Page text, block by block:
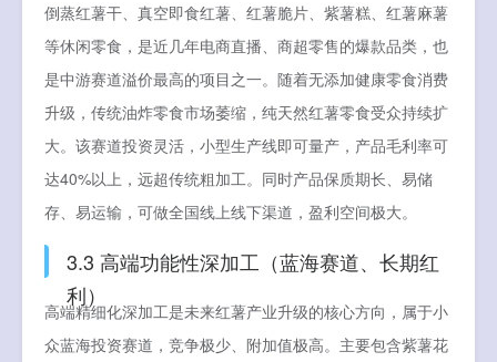
倒蒸红薯干、真空即食红薯、红薯脆片、紫薯糕、红薯麻薯
等休闲零食，是近几年电商直播、商超零售的爆款品类，也
是中游赛道溢价最高的项目之一。随着无添加健康零食消费
升级，传统油炸零食市场萎缩，纯天然红薯零食受众持续扩
大。该赛道投资灵活，小型生产线即可量产，产品毛利率可
达40%以上，远超传统粗加工。同时产品保质期长、易储
存、易运输，可做全国线上线下渠道，盈利空间极大。
3.3 高端功能性深加工（蓝海赛道、长期红
利）
高端精细化深加工是未来红薯产业升级的核心方向，属于小
众蓝海投资赛道，竞争极少、附加值极高。主要包含紫薯花